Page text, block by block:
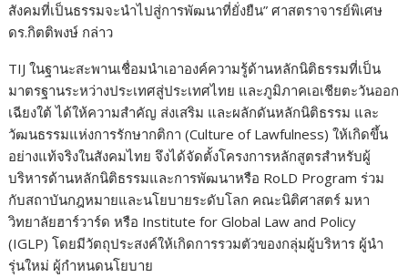
สังคมที่เป็นธรรมจะนำไปสู่การพัฒนาที่ยั่งยืน”ศาสตราจารย์พิเศษ
ดร.กิตติพงษ์ กล่าว
TIJในฐานะสะพานเชื่อมนำเอาองค์ความรู้ด้านหลักนิติธรรมที่เป็น
มาตรฐานระหว่างประเทศสู่ประเทศไทย และภูมิภาคเอเชียตะวันออก
เฉียงใต้ ได้ให้ความสำคัญ ส่งเสริม และผลักดันหลักนิติธรรม และ
วัฒนธรรมแห่งการรักษากติกา (Culture of Lawfulness) ให้เกิดขึ้น
อย่างแท้จริงในสังคมไทย จึงได้จัดตั้งโครงการหลักสูตรสำหรับผู้
บริหารด้านหลักนิติธรรมและการพัฒนาหรือ RoLD Program ร่วม
กับสถาบันกฎหมายและนโยบายระดับโลก คณะนิติศาสตร์ มหา
วิทยาลัยฮาร์วาร์ด หรือ Institute for Global Law and Policy
(IGLP)โดยมีวัตถุประสงค์ให้เกิดการรวมตัวของกลุ่มผู้บริหาร ผู้นำ
รุ่นใหม่ ผู้กำหนดนโยบาย